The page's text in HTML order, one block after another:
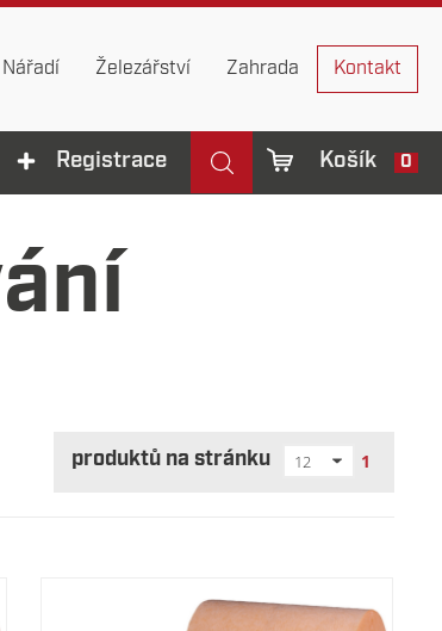
Nářadí Železářství Zahrada Kontakt
Registrace Košík 0
produktů na stránku 12 1